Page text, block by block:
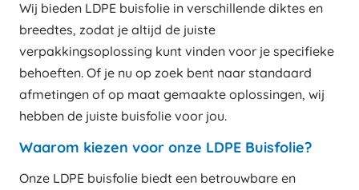
Wij bieden LDPE buisfolie in verschillende diktes en
breedtes, zodat je altijd de juiste
verpakkingsoplossing kunt vinden voor je specifieke
behoeften. Of je nu op zoek bent naar standaard
afmetingen of op maat gemaakte oplossingen, wij
hebben de juiste buisfolie voor jou.
Waarom kiezen voor onze LDPE Buisfolie?
Onze LDPE buisfolie biedt een betrouwbare en